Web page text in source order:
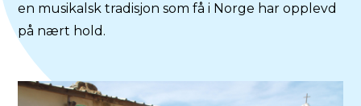
en musikalsk tradisjon som få i Norge har opplevd
på nært hold.